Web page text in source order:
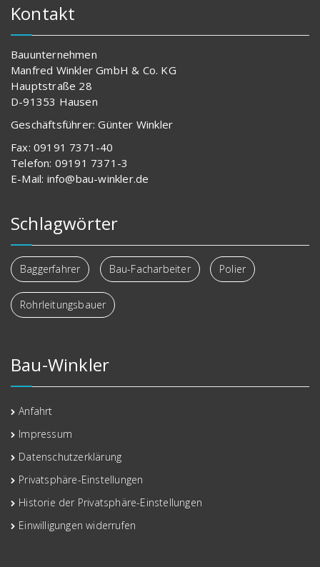
Kontakt
Bauunternehmen
Manfred Winkler GmbH & Co. KG
Hauptstraße 28
D-91353 Hausen
Geschäftsführer: Günter Winkler
Fax: 09191 7371-40
Telefon: 09191 7371-3
E-Mail: info@bau-winkler.de
Schlagwörter
Baggerfahrer Bau-Facharbeiter Polier
Rohrleitungsbauer
Bau-Winkler
Anfahrt
Impressum
Datenschutzerklärung
Privatsphäre-Einstellungen
Historie der Privatsphäre-Einstellungen
Einwilligungen widerrufen